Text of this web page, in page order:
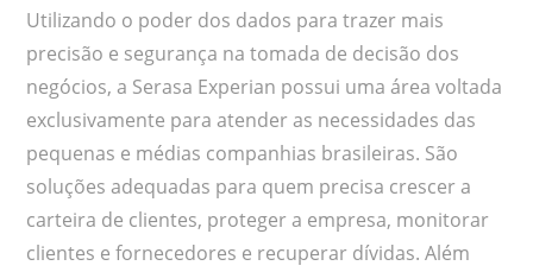
Utilizando o poder dos dados para trazer mais
precisão e segurança na tomada de decisão dos
negócios, a Serasa Experian possui uma área voltada
exclusivamente para atender as necessidades das
pequenas e médias companhias brasileiras. São
soluções adequadas para quem precisa crescer a
carteira de clientes, proteger a empresa, monitorar
clientes e fornecedores e recuperar dívidas. Além